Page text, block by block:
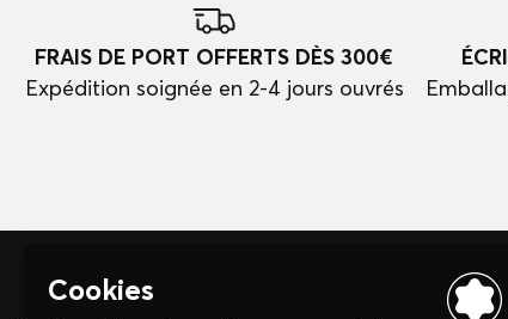
FRAIS DE PORT OFFERTS DÈS 300€
Expédition soignée en 2-4 jours ouvrés